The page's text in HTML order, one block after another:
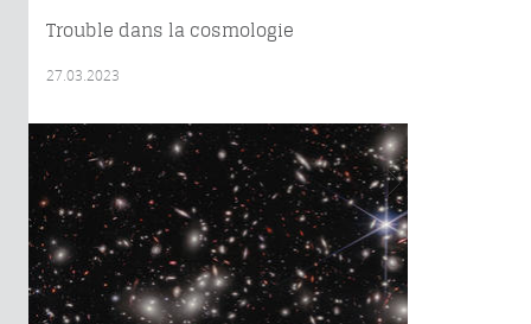
Trouble dans la cosmologie
27.03.2023